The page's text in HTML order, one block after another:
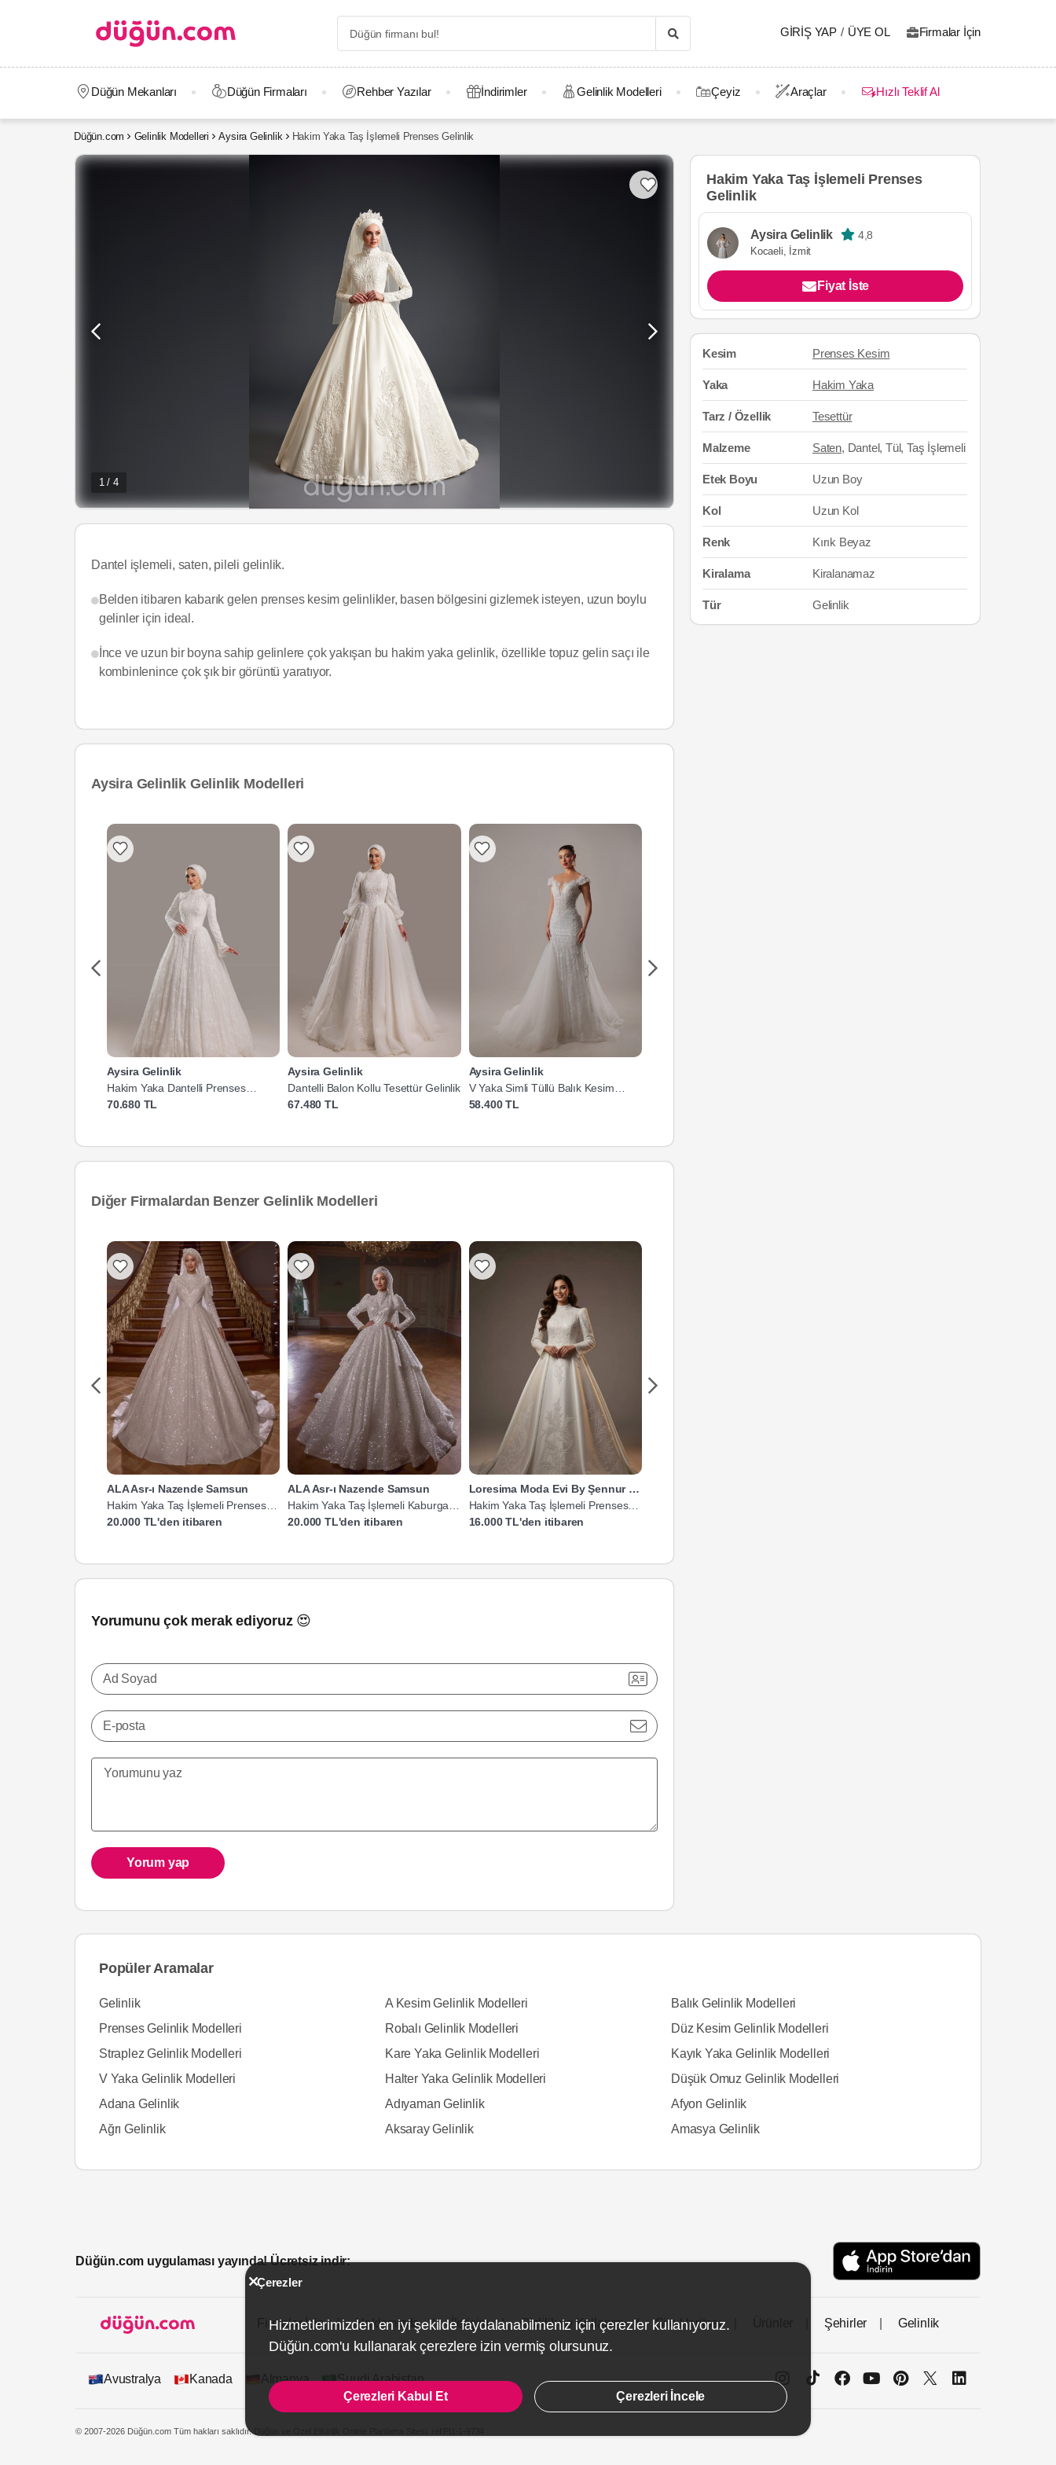
GIRIŞ YAP / ÜYE OL Firmalar İçin
Düğün Mekanları Düğün Firmaları Rehber Yazılar İndirimler Gelinlik Modelleri Çeyiz Araçlar Hızlı Teklif Al
Düğün.com Gelinlik Modelleri Aysira Gelinlik Hakim Yaka Taş İşlemeli Prenses Gelinlik
1 / 4
Dantel işlemeli, saten, pileli gelinlik.
Belden itibaren kabarık gelen prenses kesim gelinlikler, basen bölgesini gizlemek isteyen, uzun boylu
gelinler için ideal.
İnce ve uzun bir boyna sahip gelinlere çok yakışan bu hakim yaka gelinlik, özellikle topuz gelin saçı ile
kombinlenince çok şık bir görüntü yaratıyor.
Aysira Gelinlik Gelinlik Modelleri
Aysira Gelinlik
Hakim Yaka Dantelli Prenses
Gelinlik
70.680 TL
Aysira Gelinlik
Dantelli Balon Kollu Tesettür Gelinlik
67.480 TL
Aysira Gelinlik
V Yaka Simli Tüllü Balık Kesim
Gelinlik
58.400 TL
Diğer Firmalardan Benzer Gelinlik Modelleri
ALA Asr-ı Nazende Samsun
Hakim Yaka Taş İşlemeli Prenses
Gelinlik
20.000 TL'den itibaren
ALA Asr-ı Nazende Samsun
Hakim Yaka Taş İşlemeli Kaburga
Gelinlik
20.000 TL'den itibaren
Loresima Moda Evi By Şennur Kosif
Hakim Yaka Taş İşlemeli Prenses
Gelinlik
16.000 TL'den itibaren
Yorumunu çok merak ediyoruz 😍
Ad Soyad
E-posta
Yorum yap
Hakim Yaka Taş İşlemeli Prenses
Gelinlik
Aysira Gelinlik 4,8
Kocaeli, İzmit
Fiyat İste
Kesim Prenses Kesim
Yaka Hakim Yaka
Tarz / Özellik Tesettür
Malzeme Saten, Dantel, Tül, Taş İşlemeli
Etek Boyu Uzun Boy
Kol Uzun Kol
Renk Kırık Beyaz
Kiralama Kiralanamaz
Tür Gelinlik
Popüler Aramalar
Gelinlik A Kesim Gelinlik Modelleri
Balık Gelinlik Modelleri
Prenses Gelinlik Modelleri
Robalı Gelinlik Modelleri
Düz Kesim Gelinlik Modelleri
Straplez Gelinlik Modelleri
Kare Yaka Gelinlik Modelleri
Kayık Yaka Gelinlik Modelleri
V Yaka Gelinlik Modelleri
Halter Yaka Gelinlik Modelleri
Düşük Omuz Gelinlik Modelleri
Adana Gelinlik
Adıyaman Gelinlik
Afyon Gelinlik
Ağrı Gelinlik
Aksaray Gelinlik Amasya Gelinlik
Düğün.com uygulaması yayında! Ücretsiz indir:
Firmalar İçin Hakkımızda İletişim Gizlilik ve Kullanım Site Haritası Şehirler Gelinlik
Avustralya Kanada Almanya Suudi Arabistan
© 2007-2026 Düğün.com Tüm hakları saklıdır. Düğün ve Özel Etkinlik Online Planlama Sitesi.
Çerezler
Hizmetlerimizden en iyi şekilde faydalanabilmeniz için çerezler kullanıyoruz.
Düğün.com'u kullanarak çerezlere izin vermiş olursunuz.
Çerezleri Kabul Et Çerezleri İncele